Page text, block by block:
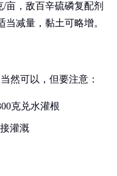
亩，敌百辛硫磷复配剂
当减量，黏土可略增。
然可以，但要注意：
克兑水灌根
灌溉